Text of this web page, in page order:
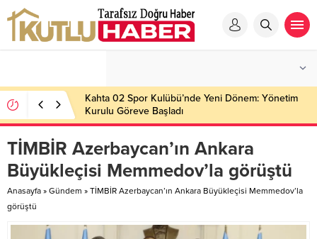
Kahta 02 Spor Kulübü’nde Yeni Dönem: Yönetim
Kurulu Göreve Başladı
TİMBİR Azerbaycan’ın Ankara
Büyükleçisi Memmedov’la görüştü
Anasayfa » Gündem » TİMBİR Azerbaycan’ın Ankara Büyükleçisi Memmedov’la
görüştü